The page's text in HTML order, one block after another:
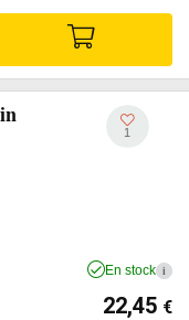
1
En stock i
22,45 €